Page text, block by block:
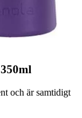
och är samtidigt